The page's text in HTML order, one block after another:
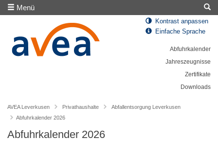
Menü
Kontrast anpassen
Einfache Sprache
Abfuhrkalender
Jahreszeugnisse
Zertifikate
Downloads
AVEA Leverkusen Privathaushalte
Abfallentsorgung Leverkusen
Abfuhrkalender 2026
Abfuhrkalender 2026